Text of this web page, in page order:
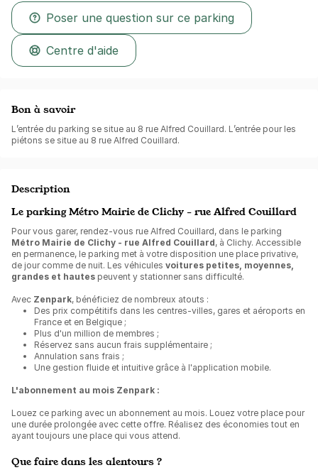
Poser une question sur ce parking
Centre d'aide
Bon à savoir
L’entrée du parking se situe au 8 rue Alfred Couillard. L’entrée pour les
piétons se situe au 8 rue Alfred Couillard.
Description
Le parking Métro Mairie de Clichy - rue Alfred Couillard
Pour vous garer, rendez-vous rue Alfred Couillard, dans le parking
Métro Mairie de Clichy - rue Alfred Couillard, à Clichy. Accessible
en permanence, le parking met à votre disposition une place privative,
de jour comme de nuit. Les véhicules voitures petites, moyennes,
grandes et hautes peuvent y stationner sans difficulté.
Avec Zenpark, bénéficiez de nombreux atouts :
Des prix compétitifs dans les centres-villes, gares et aéroports en
France et en Belgique ;
Plus d'un million de membres ;
Réservez sans aucun frais supplémentaire ;
Annulation sans frais ;
Une gestion fluide et intuitive grâce à l'application mobile.
L'abonnement au mois Zenpark :
Louez ce parking avec un abonnement au mois. Louez votre place pour
une durée prolongée avec cette offre. Réalisez des économies tout en
ayant toujours une place qui vous attend.
Que faire dans les alentours ?